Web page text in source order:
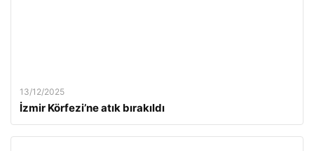
13/12/2025
İzmir Körfezi’ne atık bırakıldı